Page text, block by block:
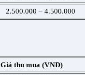
2.500.000 – 4.500.000
Giá thu mua (VNĐ)